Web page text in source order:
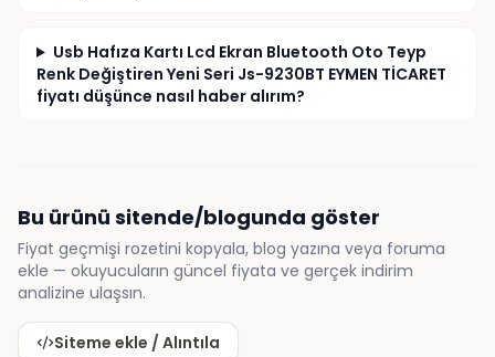
Usb Hafıza Kartı Lcd Ekran Bluetooth Oto Teyp
Renk Değiştiren Yeni Seri Js-9230BT EYMEN TİCARET
fiyatı düşünce nasıl haber alırım?
Bu ürünü sitende/blogunda göster
Fiyat geçmişi rozetini kopyala, blog yazına veya foruma
ekle — okuyucuların güncel fiyata ve gerçek indirim
analizine ulaşsın.
Siteme ekle / Alıntıla